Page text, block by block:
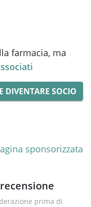
farmacia, ma
DIVENTARE SOCIO
sponsorizzata
prima di